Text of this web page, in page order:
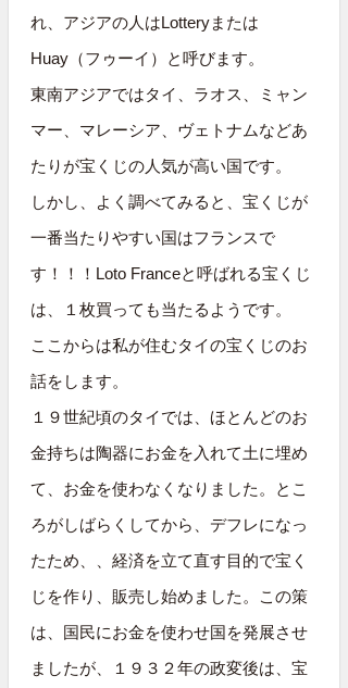
れ、アジアの人はLotteryまたは
Huay（フゥーイ）と呼びます。
東南アジアではタイ、ラオス、ミャン
マー、マレーシア、ヴェトナムなどあ
たりが宝くじの人気が高い国です。
しかし、よく調べてみると、宝くじが
一番当たりやすい国はフランスで
す！！！Loto Franceと呼ばれる宝くじ
は、１枚買っても当たるようです。
ここからは私が住むタイの宝くじのお
話をします。
１９世紀頃のタイでは、ほとんどのお
金持ちは陶器にお金を入れて土に埋め
て、お金を使わなくなりました。とこ
ろがしばらくしてから、デフレになっ
たため、、経済を立て直す目的で宝く
じを作り、販売し始めました。この策
は、国民にお金を使わせ国を発展させ
ましたが、１９３２年の政変後は、宝